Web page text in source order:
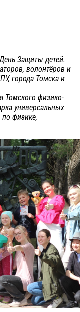
Защиты детей.
волонтёров и
города Томска и
Томского физико-
универсальных
по физике,